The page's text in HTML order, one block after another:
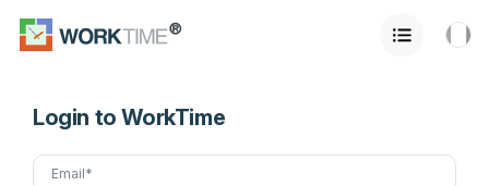
Login to WorkTime